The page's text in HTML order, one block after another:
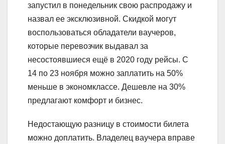
запустил в понедельник свою распродажу и
назвал ее эксклюзивной. Скидкой могут
воспользоваться обладатели ваучеров,
которые перевозчик выдавал за
несостоявшиеся ещё в 2020 году рейсы. С
14 по 23 ноября можно заплатить на 50%
меньше в экономклассе. Дешевле на 30%
предлагают комфорт и бизнес.
Недостающую разницу в стоимости билета
можно доплатить. Владелец ваучера вправе